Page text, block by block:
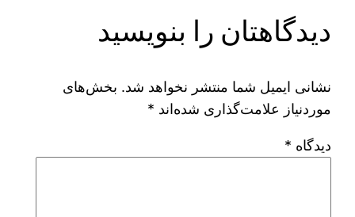
دیدگاهتان را بنویسید
نشانی ایمیل شما منتشر نخواهد شد. بخش‌های
موردنیاز علامت‌گذاری شده‌اند *
دیدگاه *